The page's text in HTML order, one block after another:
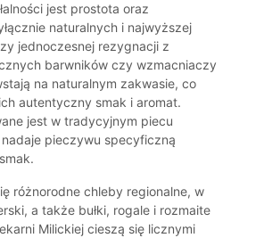
jest prostota oraz
naturalnych i najwyższej
jednoczesnej rezygnacji z
barwników czy wzmacniaczy
na naturalnym zakwasie, co
autentyczny smak i aromat.
jest w tradycyjnym piecu
pieczywu specyficzną
różnorodne chleby regionalne, w
a także bułki, rogale i rozmaite
Milickiej cieszą się licznymi